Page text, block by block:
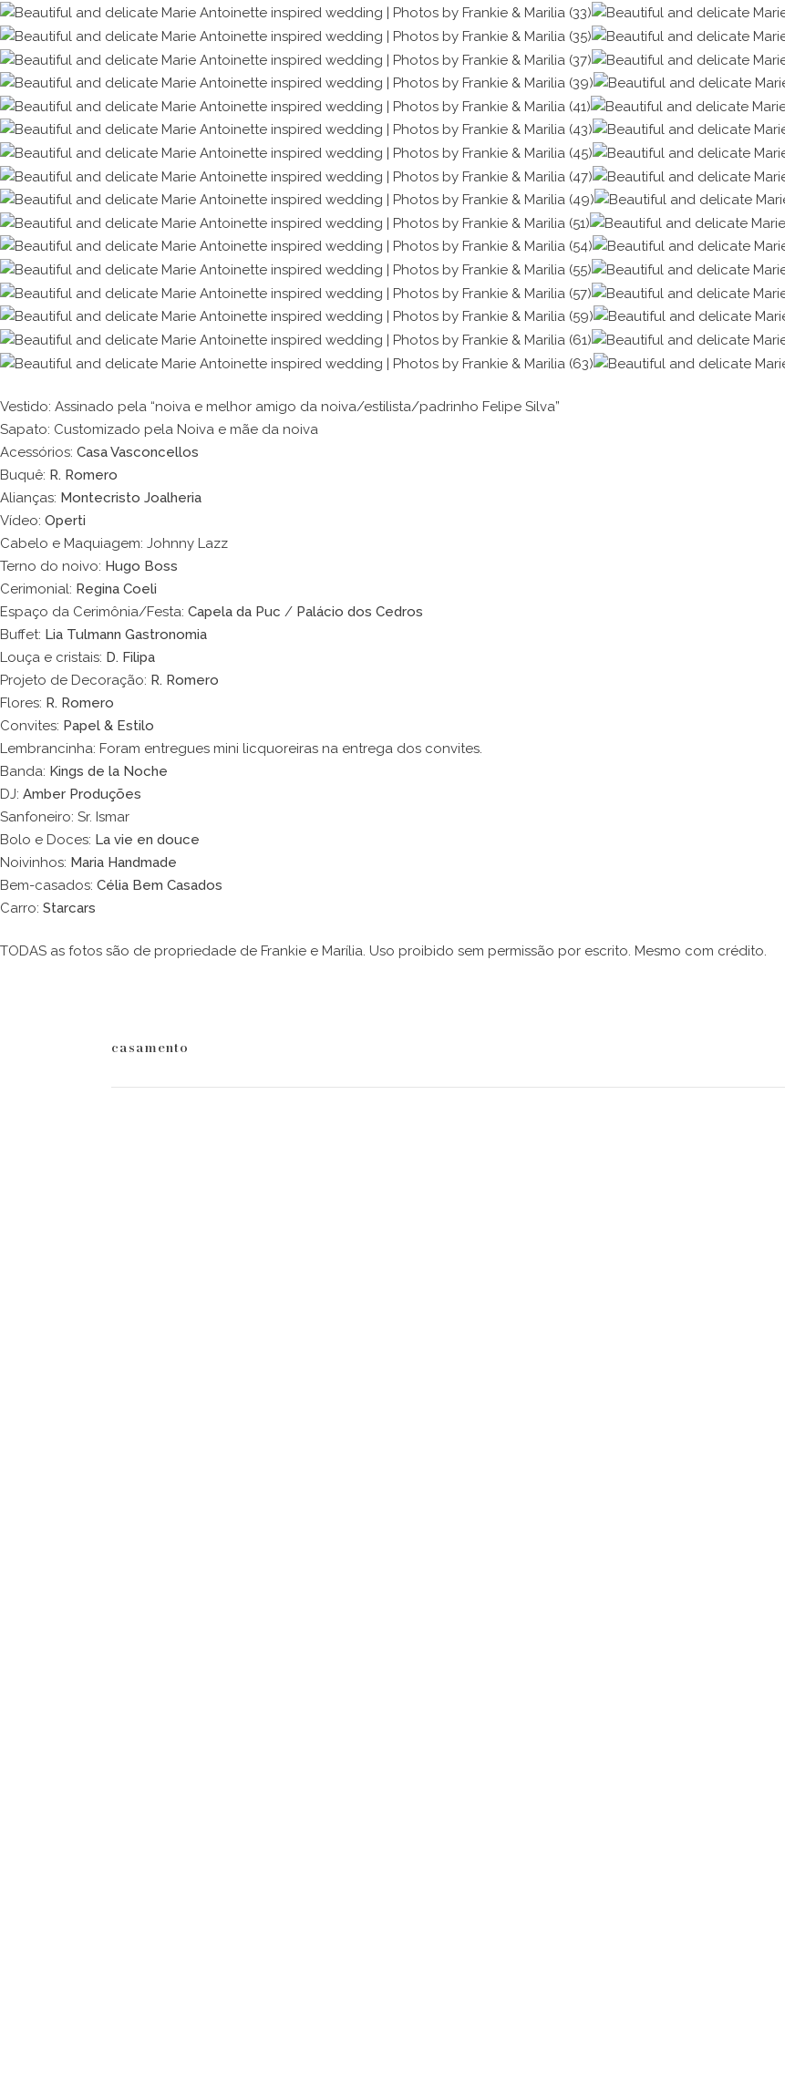
Vestido: Assinado pela “noiva e melhor amigo da noiva/estilista/padrinho Felipe Silva”
Sapato: Customizado pela Noiva e mãe da noiva
Acessórios: Casa Vasconcellos
Buquê: R. Romero
Alianças: Montecristo Joalheria
Vídeo: Operti
Cabelo e Maquiagem: Johnny Lazz
Terno do noivo: Hugo Boss
Cerimonial: Regina Coeli
Espaço da Cerimônia/Festa: Capela da Puc / Palácio dos Cedros
Buffet: Lia Tulmann Gastronomia
Louça e cristais: D. Filipa
Projeto de Decoração: R. Romero
Flores: R. Romero
Convites: Papel & Estilo
Lembrancinha: Foram entregues mini licquoreiras na entrega dos convites.
Banda: Kings de la Noche
DJ: Amber Produções
Sanfoneiro: Sr. Ismar
Bolo e Doces: La vie en douce
Noivinhos: Maria Handmade
Bem-casados: Célia Bem Casados
Carro: Starcars
TODAS as fotos são de propriedade de Frankie e Marília. Uso proibido sem permissão por escrito. Mesmo com crédito.
casamento